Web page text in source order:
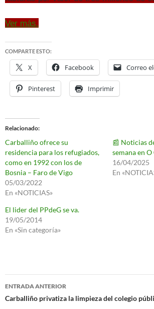
Ver más.
COMPARTE ESTO:
X Facebook Correo
Pinterest Imprimir
Relacionado
Carballiño ofrece su
residencia para los refugiados,
como en 1992 con los de
Bosnia – Faro de Vigo
05/03/2022
En «NOTICIAS»
📰 Noticias
semana en
16/04/2025
En
El lider del PPdeG se va.
19/05/2014
En «Sin categoría»
Navegación
de
ENTRADA ANTERIOR
Carballiño privatiza la limpieza del colegio